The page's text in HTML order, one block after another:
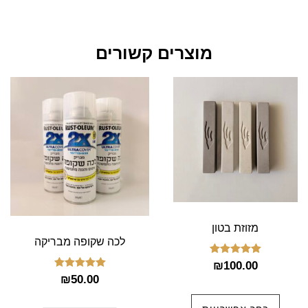
מוצרים קשורים
מזוזת בטון
דורג
5.00
₪100.00
המוצר
לכה שקופה מבריקה
דורג
5.00
₪50.00